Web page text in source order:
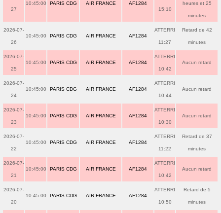
27
10:45:00 PARIS CDG AIR FRANCE AF1284
15:10
heures et 25
minutes
2026-07-
26
10:45:00 PARIS CDG AIR FRANCE AF1284
ATTERRI
11:27
Retard de 42
minutes
2026-07-
25
10:45:00 PARIS CDG AIR FRANCE AF1284
ATTERRI
10:42
Aucun retard
2026-07-
24
10:45:00 PARIS CDG AIR FRANCE AF1284
ATTERRI
10:44
Aucun retard
2026-07-
23
10:45:00 PARIS CDG AIR FRANCE AF1284
ATTERRI
10:30
Aucun retard
2026-07-
22
10:45:00 PARIS CDG AIR FRANCE AF1284
ATTERRI
11:22
Retard de 37
minutes
2026-07-
21
10:45:00 PARIS CDG AIR FRANCE AF1284
ATTERRI
10:42
Aucun retard
2026-07-
20
10:45:00 PARIS CDG AIR FRANCE AF1284
ATTERRI
10:50
Retard de 5
minutes